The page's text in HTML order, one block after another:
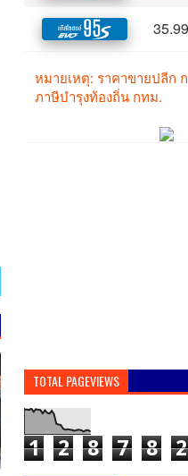
TOTAL PAGEVIEWS
1 2 8 7 8 2